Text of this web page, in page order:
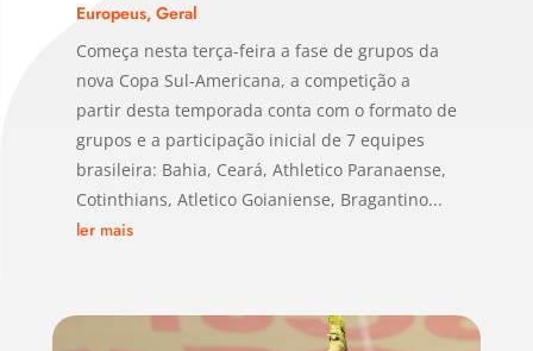
Europeus, Geral
Começa nesta terça-feira a fase de grupos da
nova Copa Sul-Americana, a competição a
partir desta temporada conta com o formato de
grupos e a participação inicial de 7 equipes
brasileira: Bahia, Ceará, Athletico Paranaense,
Cotinthians, Atletico Goianiense, Bragantino...
ler mais